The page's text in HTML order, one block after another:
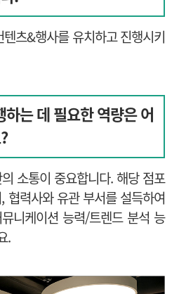
츠&행사를 유치하고 진행시키
하는 데 필요한 역량은 어
소통이 중요합니다. 해당 점포
협력사와 유관 부서를 설득하여
니케이션 능력/트렌드 분석 능
.